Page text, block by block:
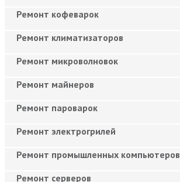
Ремонт кофеварок
Ремонт климатизаторов
Ремонт микроволновок
Ремонт майнеров
Ремонт пароварок
Ремонт электрогрилей
Ремонт промышленных компьютеров
Ремонт серверов